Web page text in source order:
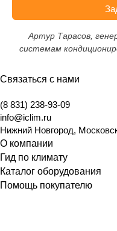
Артур Тарасов,
системам
Связаться с нами
(8 831) 238-93-09
info@iclim.ru
Нижний Новгород,
О компании
Гид по климату
Каталог оборудования
Помощь покупателю